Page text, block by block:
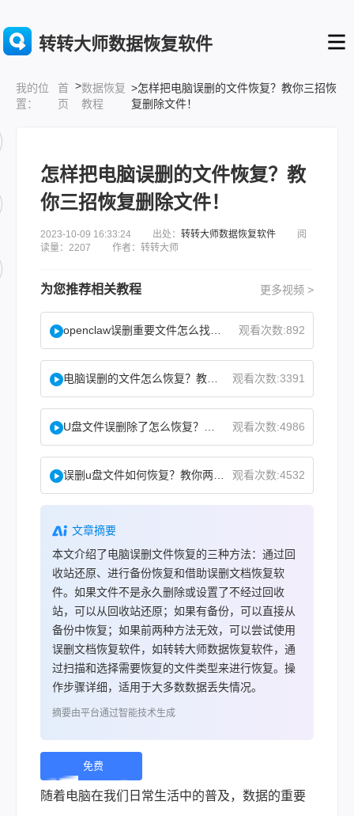
转转大师数据恢复软件
我的位
置：
首
页
>数据恢复
教程
>怎样把电脑误删的文件恢复？教你三招恢
复删除文件！
怎样把电脑误删的文件恢复？教
你三招恢复删除文件！
2023-10-09 16:33:24 出处： 转转大师数据恢复软件 阅
读量：2207 作者：转转大师
为您推荐相关教程 更多视频 >
观看次数:892
观看次数:3391
观看次数:4986
观看次数:4532
文章摘要
本文介绍了电脑误删文件恢复的三种方法：通过回
收站还原、进行备份恢复和借助误删文档恢复软
件。如果文件不是永久删除或设置了不经过回收
站，可以从回收站还原；如果有备份，可以直接从
备份中恢复；如果前两种方法无效，可以尝试使用
误删文档恢复软件，如转转大师数据恢复软件，通
过扫描和选择需要恢复的文件类型来进行恢复。操
作步骤详细，适用于大多数数据丢失情况。
摘要由平台通过智能技术生成
免费
下
随着电脑在我们日常生活中的普及，数据的重要